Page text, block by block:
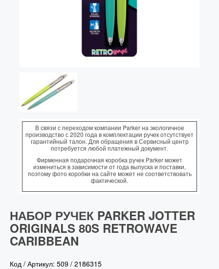
В связи с переходом компании Parker на экологичное
производство с 2020 года в комплектации ручек отсутствует
гарантийный талон. Для обращения в Сервисный центр
потребуется любой платежный документ.
Фирменная подарочная коробка ручек Parker может
измениться в зависимости от года выпуска и поставки,
поэтому фото коробки на сайте может не соответствовать
фактической.
НАБОР РУЧЕК PARKER JOTTER
ORIGINALS 80S RETROWAVE
CARIBBEAN
Код / Артикул: 509 / 2186315